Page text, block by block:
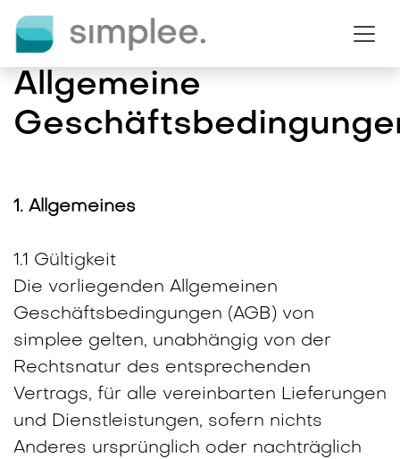
Allgemeine
1. Allgemeines
1.1 Gültigkeit
Die vorliegenden Allgemeinen
Geschäftsbedingungen (AGB) von
simplee gelten, unabhängig von der
Rechtsnatur des entsprechenden
Vertrags, für alle vereinbarten Lieferungen
und Dienstleistungen, sofern nichts
Anderes ursprünglich oder nachträglich